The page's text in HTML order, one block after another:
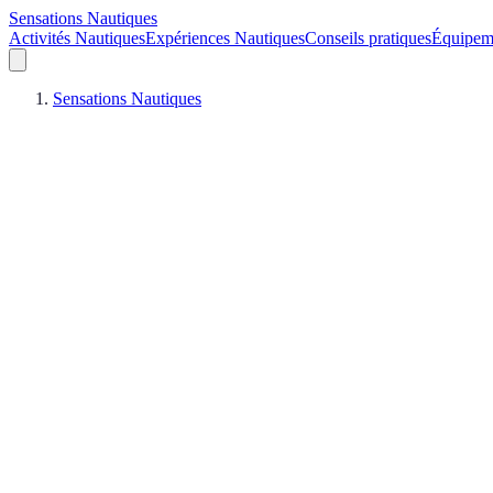
Sensations Nautiques
Activités NautiquesExpériences NautiquesConseils pratiques
Sensations Nautiques